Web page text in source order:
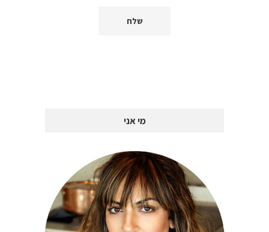
מי אני